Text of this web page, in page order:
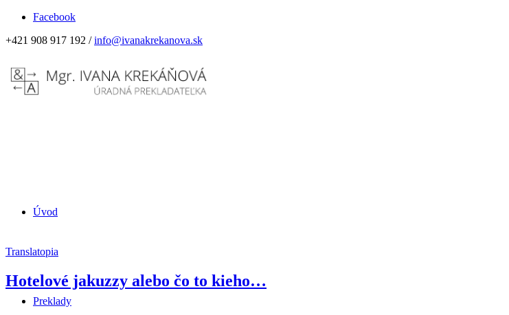
Facebook
+421 908 917 192 /info@ivanakrekanova.sk
Úvod
Preklady
Translatopia
Hotelové jakuzzy alebo čo to kieho…